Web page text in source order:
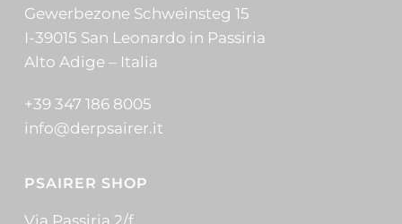
Gewerbezone Schweinsteg 15
I-39015 San Leonardo in Passiria
Alto Adige – Italia
+39 347 186 8005
info@derpsairer.it
PSAIRER SHOP
Via Passiria 2/f